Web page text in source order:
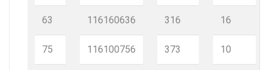
63
75
116160636
116100756
316
373
16
10